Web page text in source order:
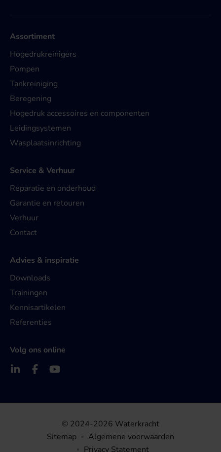
Assortiment
Hogedrukreinigers
Pompen
Tankreiniging
Beregening
Hogedruk accessoires en componenten
Leidingsystemen
Wasplaatsinrichting
Service & Verhuur
Reparatie en onderhoud
Garantie en retouren
Verhuur
Contact
Advies & inspiratie
Downloads
Trainingen
Kennisartikelen
Referenties
Volg ons online
© 2024-2026 Waterkracht
Sitemap
Algemene voorwaarden
Privacy Statement